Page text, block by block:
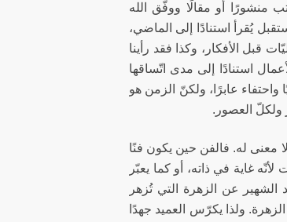
منشورًا أو مقالًا ووفّق الله
يُقرأ استنادًا إلى الماضي،
قبل الأفكار، وكذا فقد رأينا
استنادًا إلى مدى اتّساقها
عابرًا، ولكنّ الزمن هو
ولكلّ العصور.
معنى له. فالفن حين يكون فنًا
غاية في ذاته، أو كما يعبّر
الشهير عن الزهرة التي تُزهر
ولذا يكرّس العميد جهدًا